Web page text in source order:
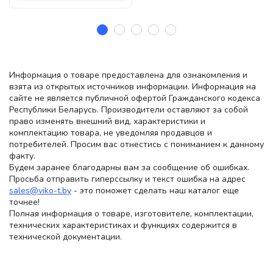
Информация о товаре предоставлена для ознакомления и
взята из открытых источников информации. Информация на
сайте не является публичной офертой Гражданского кодекса
Республики Беларусь. Производители оставляют за собой
право изменять внешний вид, характеристики и
комплектацию товара, не уведомляя продавцов и
потребителей. Просим вас отнестись с пониманием к данному
факту.
Будем заранее благодарны вам за сообщение об ошибках.
Просьба отправить гиперссылку и текст ошибка на адрес
sales@viko-t.by - это поможет сделать наш каталог еще
точнее!
Полная информация о товаре, изготовителе, комплектации,
технических характеристиках и функциях содержится в
технической документации.